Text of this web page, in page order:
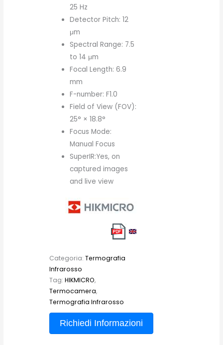
25 Hz
Detector Pitch: 12
μm
Spectral Range: 7.5
to 14 μm
Focal Length: 6.9
mm
F-number: F1.0
Field of View (FOV):
25° × 18.8°
Focus Mode:
Manual Focus
SuperIR:Yes, on
captured images
and live view
Categoria: Termografia
Infrarosso
Tag: HIKMICRO,
Termocamera,
Termografia Infrarosso
Richiedi Informazioni